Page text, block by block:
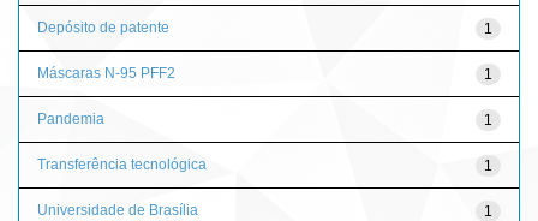
1
Depósito de patente
1
Máscaras N-95 PFF2
1
Pandemia
1
Transferência tecnológica
1
Universidade de Brasília